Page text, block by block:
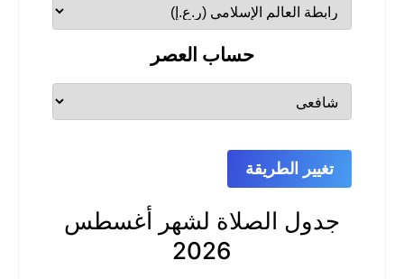
حساب العصر
تغيير الطريقة
جدول الصلاة لشهر أغسطس
2026